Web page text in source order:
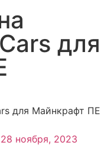
для
28 ноября, 2023